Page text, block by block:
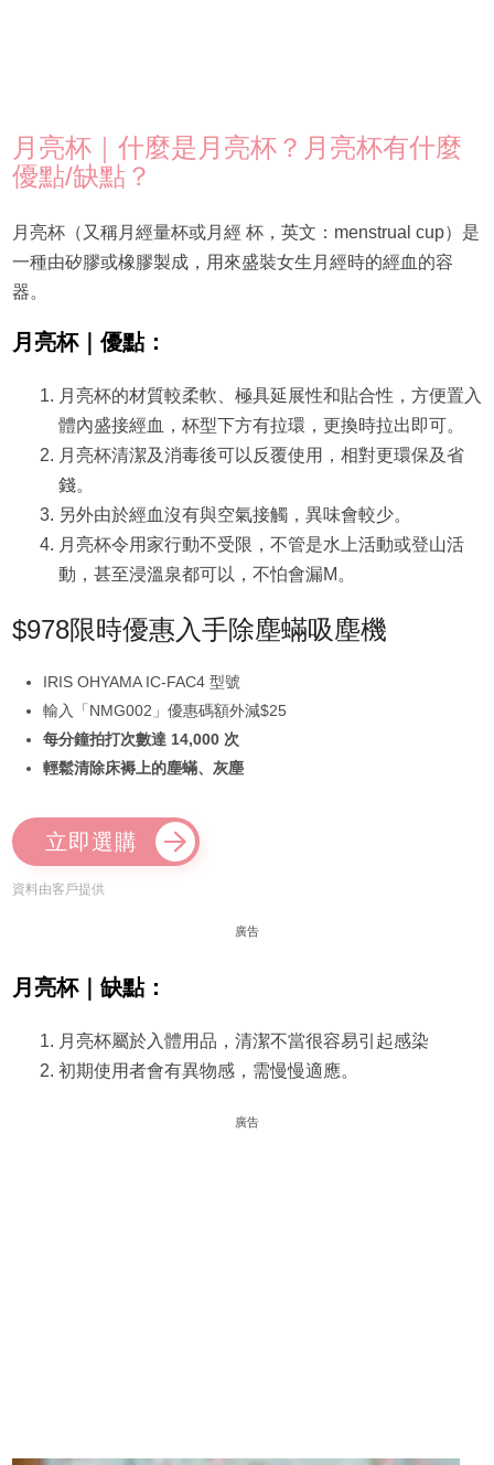
月亮杯｜什麼是月亮杯？月亮杯有什麼
優點/缺點？
月亮杯（又稱月經量杯或月經 杯，英文：menstrual cup）是
一種由矽膠或橡膠製成，用來盛裝女生月經時的經血的容
器。
月亮杯｜優點：
月亮杯的材質較柔軟、極具延展性和貼合性，方便置入
體內盛接經血，杯型下方有拉環，更換時拉出即可。
月亮杯清潔及消毒後可以反覆使用，相對更環保及省
錢。
另外由於經血沒有與空氣接觸，異味會較少。
月亮杯令用家行動不受限，不管是水上活動或登山活
動，甚至浸溫泉都可以，不怕會漏M。
$978限時優惠入手除塵蟎吸塵機
IRIS OHYAMA IC-FAC4 型號
輸入「NMG002」優惠碼額外減$25
每分鐘拍打次數達 14,000 次
輕鬆清除床褥上的塵蟎、灰塵
立即選購
資料由客戶提供
廣告
月亮杯｜缺點：
月亮杯屬於入體用品，清潔不當很容易引起感染
初期使用者會有異物感，需慢慢適應。
廣告